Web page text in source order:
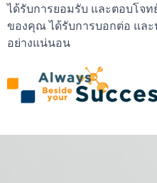
ได้รับการยอมรับ และตอบโจ
ของคุณ ได้รับการบอกต่อ และ
อย่างแน่นอน